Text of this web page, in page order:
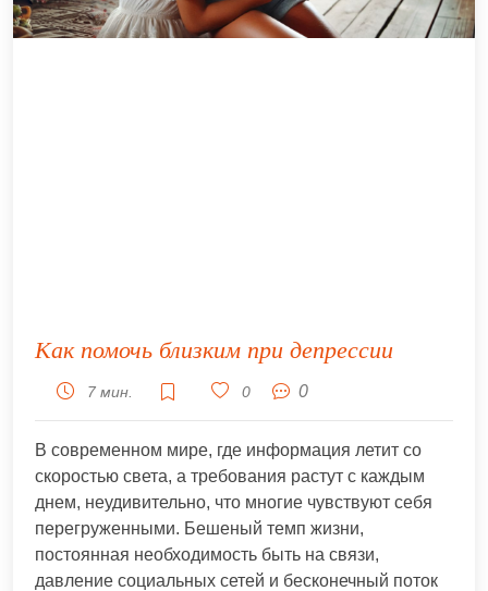
Как помочь близким при депрессии
7 мин. 0 0
В современном мире, где информация летит со
скоростью света, а требования растут с каждым
днем, неудивительно, что многие чувствуют себя
перегруженными. Бешеный темп жизни,
постоянная необходимость быть на связи,
давление социальных сетей и бесконечный поток